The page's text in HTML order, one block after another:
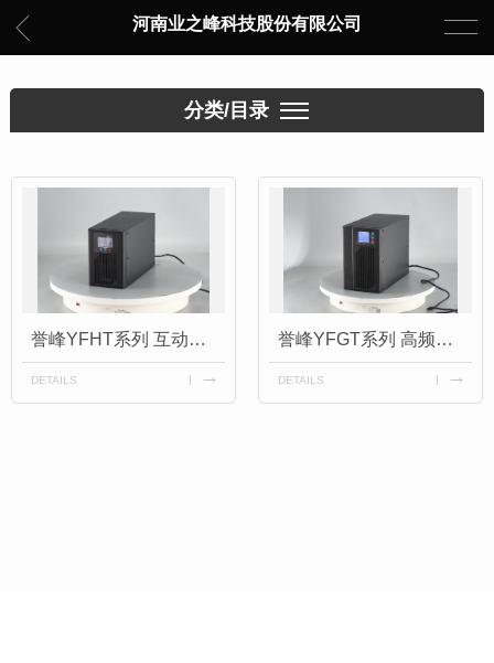
河南业之峰科技股份有限公司
分类/目录
誉峰YFHT系列 互动式UPS不间断电源
DETAILS
誉峰YFGT系列 高频在线式UPS不间断电源
DETAILS